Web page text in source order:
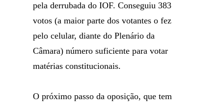
pela derrubada do IOF. Conseguiu 383
votos (a maior parte dos votantes o fez
pelo celular, diante do Plenário da
Câmara) número suficiente para votar
matérias constitucionais.
O próximo passo da oposição, que tem